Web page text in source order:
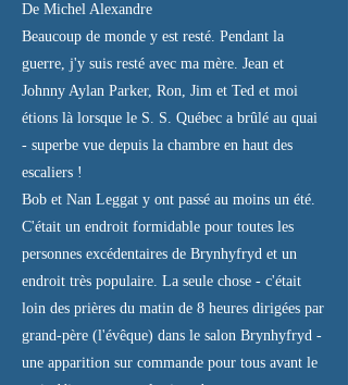
De Michel Alexandre
Beaucoup de monde y est resté. Pendant la
guerre, j'y suis resté avec ma mère. Jean et
Johnny Aylan Parker, Ron, Jim et Ted et moi
étions là lorsque le S. S. Québec a brûlé au quai
- superbe vue depuis la chambre en haut des
escaliers !
Bob et Nan Leggat y ont passé au moins un été.
C'était un endroit formidable pour toutes les
personnes excédentaires de Brynhyfryd et un
endroit très populaire. La seule chose - c'était
loin des prières du matin de 8 heures dirigées par
grand-père (l'évêque) dans le salon Brynhyfryd -
une apparition sur commande pour tous avant le